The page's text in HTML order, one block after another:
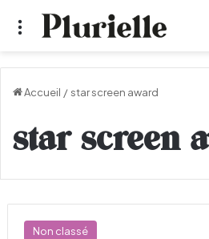
Menu
Accueil /star screen award
star screen
Non classé